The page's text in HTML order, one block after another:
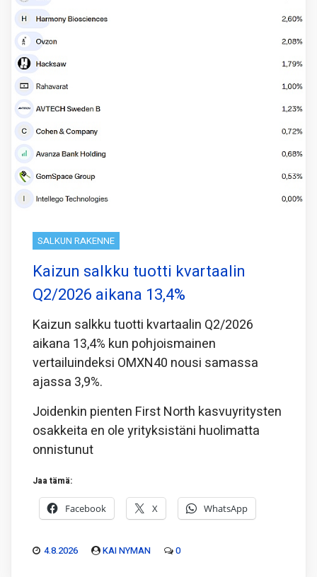
SALKUN RAKENNE
Kaizun salkku tuotti kvartaalin
Q2/2026 aikana 13,4%
Kaizun salkku tuotti kvartaalin Q2/2026
aikana 13,4% kun pohjoismainen
vertailuindeksi OMXN40 nousi samassa
ajassa 3,9%.
Joidenkin pienten First North kasvuyritysten
osakkeita en ole yrityksistäni huolimatta
onnistunut
Jaa tämä:
Facebook X WhatsApp
4.8.2026 KAI NYMAN 0